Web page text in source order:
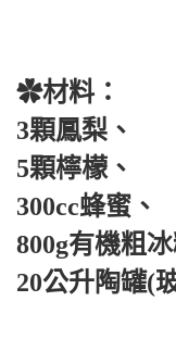
✿材料：
3顆鳳梨、
5顆檸檬、
300cc蜂蜜、
800g有機粗冰
20公升陶罐(